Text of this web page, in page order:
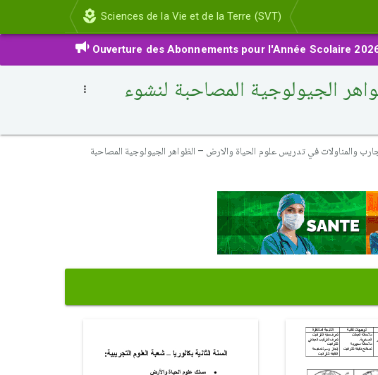
Sciences de la Vie et de la Terre (SVT)
Ouverture des Abonnements pour l'Année Scolaire
الجيولوجية المصاحبة لنشوء
والمناولات في تدريس علوم الحياة والارض – الظواهر الجيولوجية المصاحبة